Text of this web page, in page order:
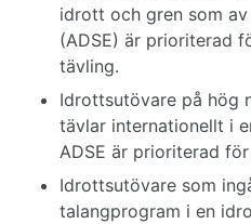
idrott och gren som
(ADSE) är prioriterad
tävling.
Idrottsutövare på hög
tävlar internationellt i
ADSE är prioriterad
Idrottsutövare som
talangprogram i en